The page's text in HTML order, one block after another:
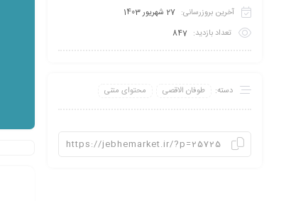
آخرین بروزرسانی: 27 شهریور 1403
تعداد بازدید: 847
دسته: طوفان الاقصی محتوای متنی